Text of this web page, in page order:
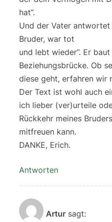
hat”.
Und der Vater antwortet
Bruder, war tot
und lebt wieder”. Er
Beziehungsbrücke. Ob
diese geht, erfahren wir
Der Text ist wohl auch
ich lieber (ver)urteile
Rückkehr meines
mitfreuen kann.
DANKE, Erich.
Antworten
Artur sagt: